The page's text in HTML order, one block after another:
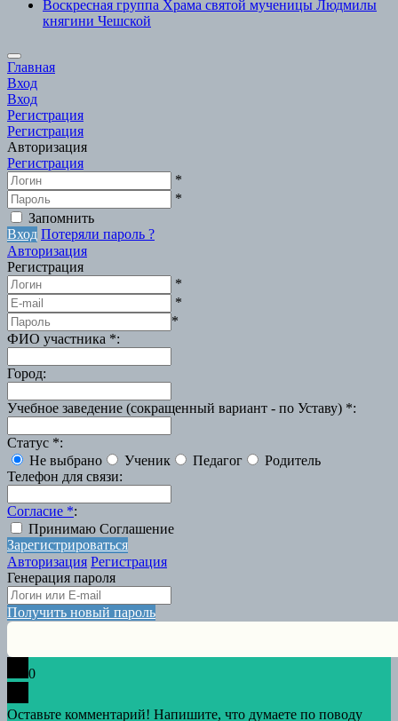
Воскресная группа Храма святой мученицы Людмилы
княгини Чешской
Scroll
to
Top
Главная
Вход
Вход
Регистрация
Регистрация
Авторизация
Регистрация
*
*
Запомнить
Вход Потеряли пароль ?
Авторизация
Регистрация
*
*
*
ФИО участника *:
Город:
Учебное заведение (сокращенный вариант - по Уставу) *:
Статус *:
Не выбрано
Ученик Педагог
Родитель
Телефон для связи:
Согласие *:
Принимаю Соглашение
Зарегистрироваться
Авторизация Регистрация
Генерация пароля
Получить новый пароль
0
Оставьте комментарий! Напишите, что думаете по поводу